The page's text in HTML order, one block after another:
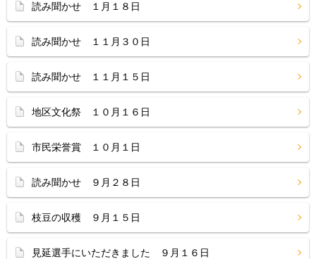
読み聞かせ １月１８日
読み聞かせ １１月３０日
読み聞かせ １１月１５日
地区文化祭 １０月１６日
市民栄誉賞 １０月１日
読み聞かせ ９月２８日
枝豆の収穫 ９月１５日
見延選手にいただきました ９月１６日